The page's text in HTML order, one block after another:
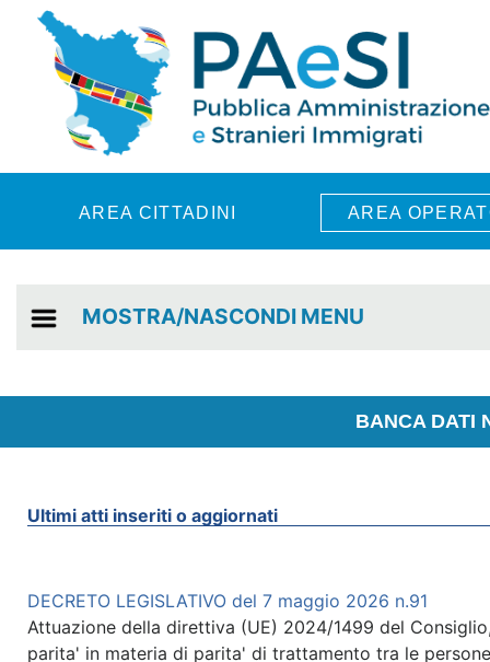
Skip to main content
AREA CITTADINI AREA
MOSTRA/NASCONDI MENU
BANCA DATI
Ultimi atti inseriti o aggiornati
DECRETO LEGISLATIVO del 7 maggio 2026 n.91
Attuazione della direttiva (UE) 2024/1499 del
parita' in materia di parita' di trattamento tra le